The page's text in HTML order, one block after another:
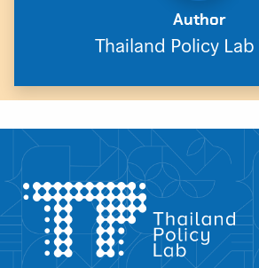
A
Author
Thailand Policy Lab